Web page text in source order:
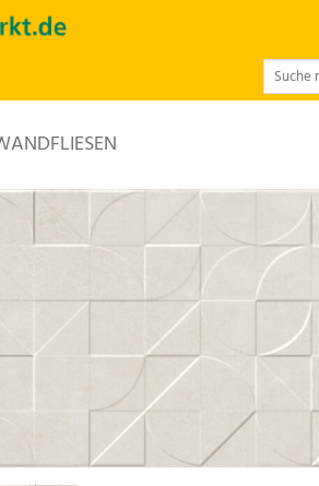
Suchen
nach: